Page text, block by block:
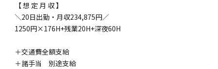
【 想 定 月 収 】
＼20日出勤・月収234,875円／
1250円×176H+残業20H+深夜60H
＋交通費全額支給
＋諸手当 別途支給